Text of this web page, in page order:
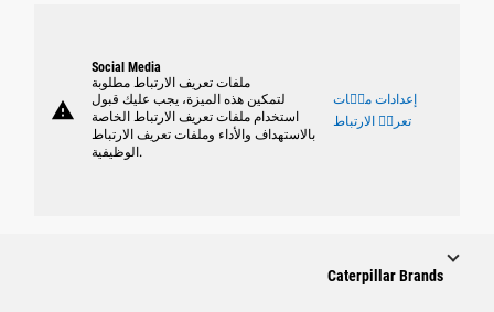
warning
Social Media
ملفات تعريف الارتباط مطلوبة
لتمكين هذه الميزة، يجب عليك قبول
استخدام ملفات تعريف الارتباط الخاصة
بالاستهداف والأداء وملفات تعريف الارتباط
الوظيفية.
إعدادات ملٝات
تعريٝ الارتباط
Caterpillar Brands